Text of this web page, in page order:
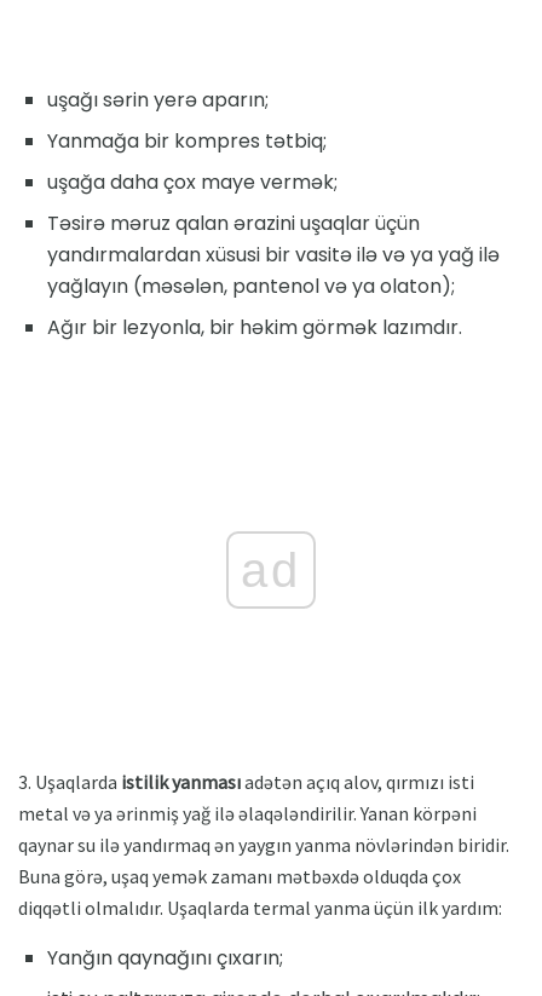
uşağı sərin yerə aparın;
Yanmağa bir kompres tətbiq;
uşağa daha çox maye vermək;
Təsirə məruz qalan ərazini uşaqlar üçün
yandırmalardan xüsusi bir vasitə ilə və ya yağ ilə
yağlayın (məsələn, pantenol və ya olaton);
Ağır bir lezyonla, bir həkim görmək lazımdır.
ad
3. Uşaqlarda istilik yanmasıadətən açıq alov, qırmızı isti
metal və ya ərinmiş yağ ilə əlaqələndirilir. Yanan körpəni
qaynar su ilə yandırmaq ən yaygın yanma növlərindən biridir.
Buna görə, uşaq yemək zamanı mətbəxdə olduqda çox
diqqətli olmalıdır. Uşaqlarda termal yanma üçün ilk yardım:
Yanğın qaynağını çıxarın;